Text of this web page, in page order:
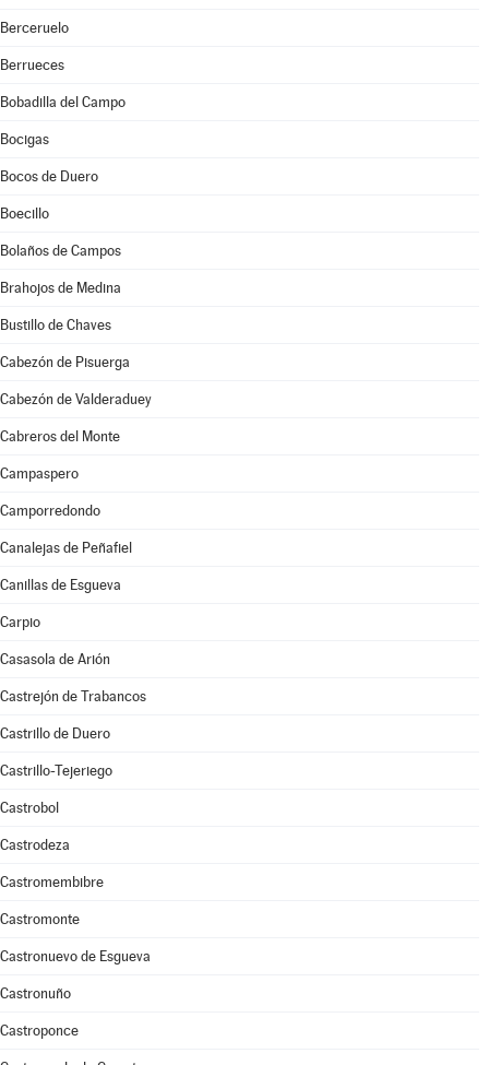
Berceruelo
Berrueces
Bobadilla del Campo
Bocigas
Bocos de Duero
Boecillo
Bolaños de Campos
Brahojos de Medina
Bustillo de Chaves
Cabezón de Pisuerga
Cabezón de Valderaduey
Cabreros del Monte
Campaspero
Camporredondo
Canalejas de Peñafiel
Canillas de Esgueva
Carpio
Casasola de Arión
Castrejón de Trabancos
Castrillo de Duero
Castrillo-Tejeriego
Castrobol
Castrodeza
Castromembibre
Castromonte
Castronuevo de Esgueva
Castronuño
Castroponce